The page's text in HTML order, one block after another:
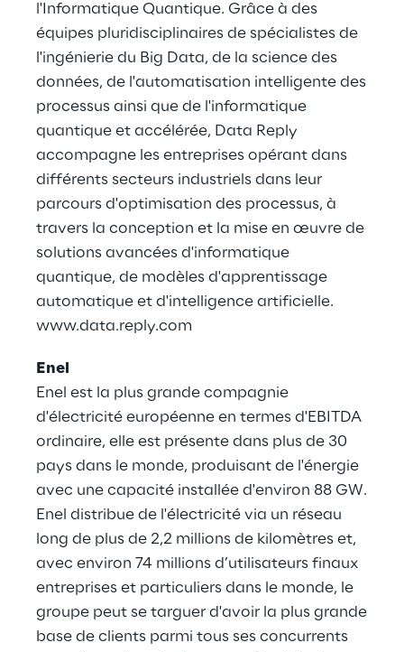
l'Informatique Quantique. Grâce à des
équipes pluridisciplinaires de spécialistes de
l'ingénierie du Big Data, de la science des
données, de l'automatisation intelligente des
processus ainsi que de l'informatique
quantique et accélérée, Data Reply
accompagne les entreprises opérant dans
différents secteurs industriels dans leur
parcours d'optimisation des processus, à
travers la conception et la mise en œuvre de
solutions avancées d'informatique
quantique, de modèles d'apprentissage
automatique et d'intelligence artificielle.
www.data.reply.com
Enel
Enel est la plus grande compagnie
d'électricité européenne en termes d'EBITDA
ordinaire, elle est présente dans plus de 30
pays dans le monde, produisant de l'énergie
avec une capacité installée d'environ 88 GW.
Enel distribue de l'électricité via un réseau
long de plus de 2,2 millions de kilomètres et,
avec environ 74 millions d’utilisateurs finaux
entreprises et particuliers dans le monde, le
groupe peut se targuer d'avoir la plus grande
base de clients parmi tous ses concurrents